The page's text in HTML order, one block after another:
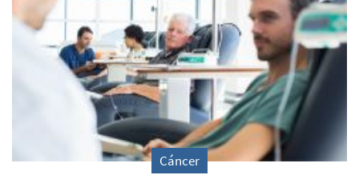
Cáncer